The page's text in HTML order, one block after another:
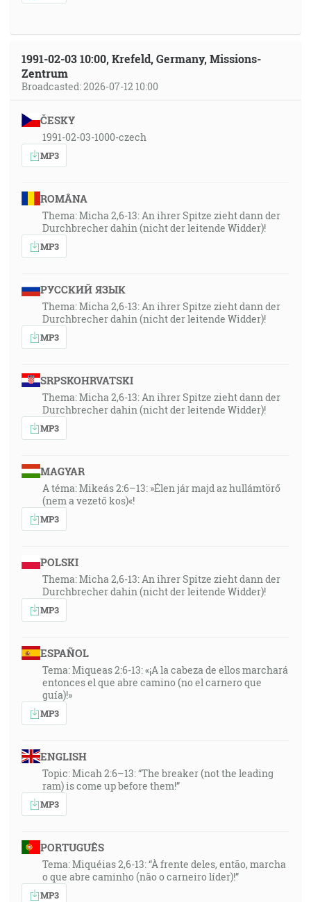
1991-02-03 10:00, Krefeld, Germany, Missions-
Zentrum
Broadcasted: 2026-07-12 10:00
ČESKY
1991-02-03-1000-czech
MP3
ROMÂNA
Thema: Micha 2,6-13: An ihrer Spitze zieht dann der
Durchbrecher dahin (nicht der leitende Widder)!
MP3
РУССКИЙ ЯЗЫК
Thema: Micha 2,6-13: An ihrer Spitze zieht dann der
Durchbrecher dahin (nicht der leitende Widder)!
MP3
SRPSKOHRVATSKI
Thema: Micha 2,6-13: An ihrer Spitze zieht dann der
Durchbrecher dahin (nicht der leitende Widder)!
MP3
MAGYAR
A téma: Mikeás 2:6–13: »Élen jár majd az hullámtörő
(nem a vezető kos)«!
MP3
POLSKI
Thema: Micha 2,6-13: An ihrer Spitze zieht dann der
Durchbrecher dahin (nicht der leitende Widder)!
MP3
ESPAÑOL
Tema: Miqueas 2:6-13: «¡A la cabeza de ellos marchará
entonces el que abre camino (no el carnero que
guía)!»
MP3
ENGLISH
Topic: Micah 2:6–13: “The breaker (not the leading
ram) is come up before them!”
MP3
PORTUGUÊS
Tema: Miquéias 2,6-13: “À frente deles, então, marcha
o que abre caminho (não o carneiro líder)!”
MP3